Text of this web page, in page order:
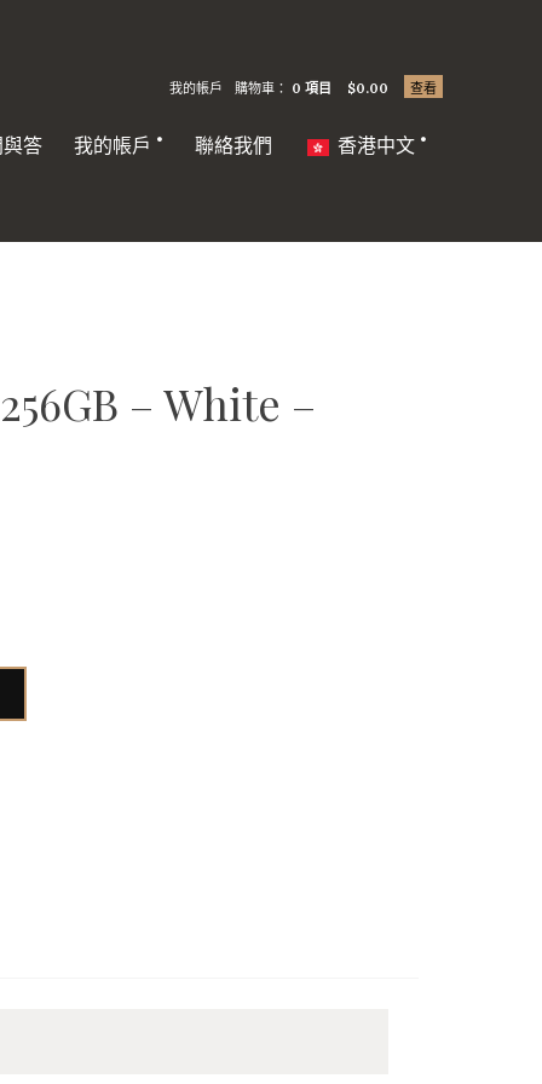
我的帳戶 購物車： 0 項目 $0.00 查看
與答 我的帳戶 聯絡我們 香港中文
– White –